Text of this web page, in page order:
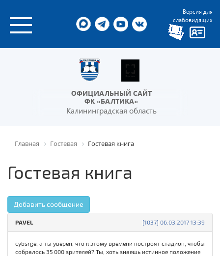
Версия для
слабовидящих
ОФИЦИАЛЬНЫЙ САЙТ
ФК «БАЛТИКА»
Калининградская область
Главная Гостевая Гостевая книга
Гостевая книга
Добавить сообщение
[1037] 06.03.2017 13:39
PAVEL
cybsrge, а ты уверен, что к этому времени построят стадион, чтобы
собралось 35 000 зрителей?.Ты, хоть знаешь истинное положение